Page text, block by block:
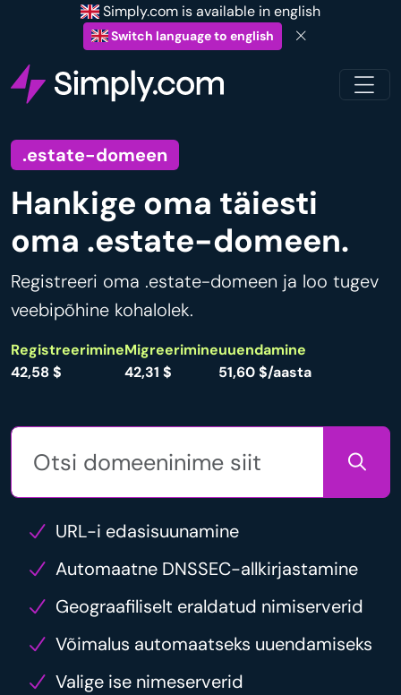
Simply.com is available in english
Switch language to english
.estate-domeen
Hankige oma täiesti
oma .estate-domeen.
Registreeri oma .estate-domeen ja loo tugev
veebipõhine kohalolek.
Registreerimine
42,58 $
Migreerimine
42,31 $
uuendamine
51,60 $/aasta
URL-i edasisuunamine
Automaatne DNSSEC-allkirjastamine
Geograafiliselt eraldatud nimiserverid
Võimalus automaatseks uuendamiseks
Valige ise nimeserverid